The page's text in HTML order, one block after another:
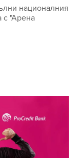
националния
с "Арена